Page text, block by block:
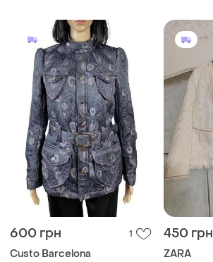
600 грн 1
Custo Barcelona
450 грн
ZARA